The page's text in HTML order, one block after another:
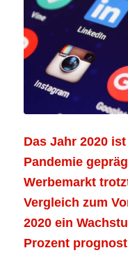
Das Jahr 2020
Pandemie
Werbemarkt
Vergleich zum
2020 ein
Prozent